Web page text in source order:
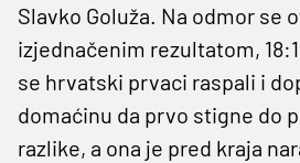
Slavko Goluža. Na odmor se
izjednačenim rezultatom,
se hrvatski prvaci raspali i
domaćinu da prvo stigne do
razlike, a ona je pred kraja